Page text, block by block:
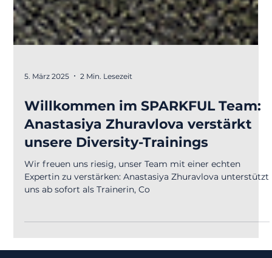
5. März 2025 2 Min. Lesezeit
Willkommen im SPARKFUL Team:
Anastasiya Zhuravlova verstärkt
unsere Diversity-Trainings
Wir freuen uns riesig, unser Team mit einer echten